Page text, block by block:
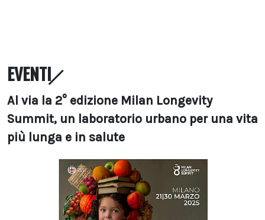
EVENTI
Al via la 2° edizione Milan Longevity
Summit, un laboratorio urbano per una vita
più lunga e in salute